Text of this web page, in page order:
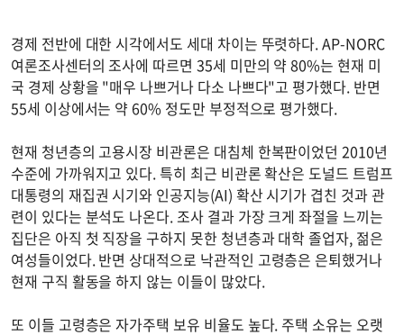
경제 전반에 대한 시각에서도 세대 차이는 뚜렷하다. AP-NORC
여론조사센터의 조사에 따르면 35세 미만의 약 80%는 현재 미
국 경제 상황을 "매우 나쁘거나 다소 나쁘다"고 평가했다. 반면
55세 이상에서는 약 60% 정도만 부정적으로 평가했다.
현재 청년층의 고용시장 비관론은 대침체 한복판이었던 2010년
수준에 가까워지고 있다. 특히 최근 비관론 확산은 도널드 트럼프
대통령의 재집권 시기와 인공지능(AI) 확산 시기가 겹친 것과 관
련이 있다는 분석도 나온다. 조사 결과 가장 크게 좌절을 느끼는
집단은 아직 첫 직장을 구하지 못한 청년층과 대학 졸업자, 젊은
여성들이었다. 반면 상대적으로 낙관적인 고령층은 은퇴했거나
현재 구직 활동을 하지 않는 이들이 많았다.
또 이들 고령층은 자가주택 보유 비율도 높다. 주택 소유는 오랫